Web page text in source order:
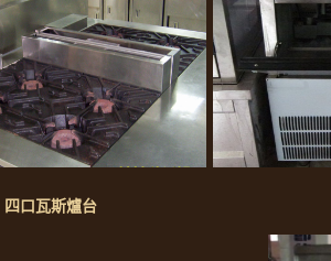
四口瓦斯爐台 製